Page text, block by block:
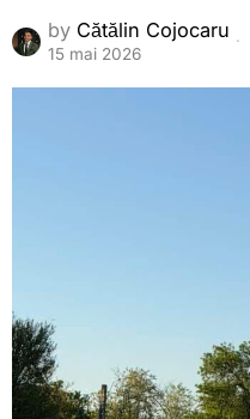
by Cătălin Cojocaru
15 mai 2026